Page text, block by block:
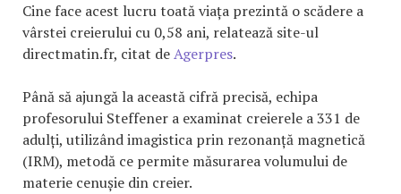
Cine face acest lucru toată viața prezintă o scădere a
vârstei creierului cu 0,58 ani, relatează site-ul
directmatin.fr, citat deAgerpres.
Până să ajungă la această cifră precisă, echipa
profesorului Steffener a examinat creierele a 331 de
adulți, utilizând imagistica prin rezonanță magnetică
(IRM), metodă ce permite măsurarea volumului de
materie cenușie din creier.